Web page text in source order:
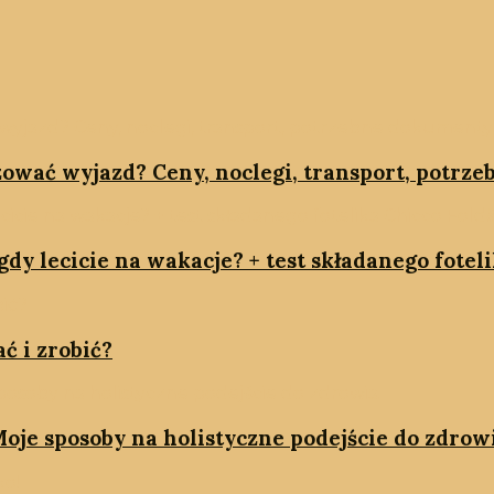
wyjazd? Ceny, noclegi, transport,
lecicie na wakacje? + test składanego
i zrobić?
sposoby na holistyczne podejście do